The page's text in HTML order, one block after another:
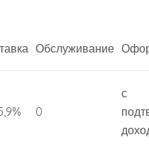
Обслуживание
0
с